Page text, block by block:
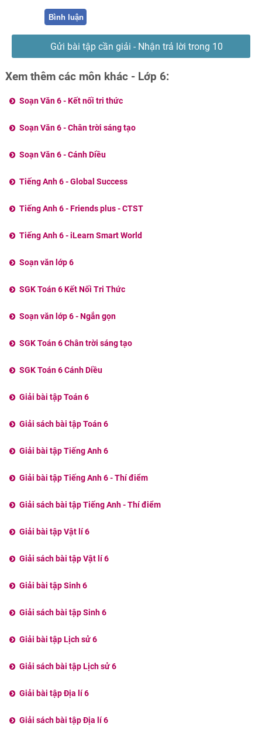
Bình luận
Gửi bài tập cần giải - Nhận trả lời trong 10
phút
Xem thêm các môn khác - Lớp 6:
Soạn Văn 6 - Kết nối tri thức
Soạn Văn 6 - Chân trời sáng tạo
Soạn Văn 6 - Cánh Diều
Tiếng Anh 6 - Global Success
Tiếng Anh 6 - Friends plus - CTST
Tiếng Anh 6 - iLearn Smart World
Soạn văn lớp 6
SGK Toán 6 Kết Nối Tri Thức
Soạn văn lớp 6 - Ngắn gọn
SGK Toán 6 Chân trời sáng tạo
SGK Toán 6 Cánh Diều
Giải bài tập Toán 6
Giải sách bài tập Toán 6
Giải bài tập Tiếng Anh 6
Giải bài tập Tiếng Anh 6 - Thí điểm
Giải sách bài tập Tiếng Anh - Thí điểm
Giải bài tập Vật lí 6
Giải sách bài tập Vật lí 6
Giải bài tập Sinh 6
Giải sách bài tập Sinh 6
Giải bài tập Lịch sử 6
Giải sách bài tập Lịch sử 6
Giải bài tập Địa lí 6
Giải sách bài tập Địa lí 6